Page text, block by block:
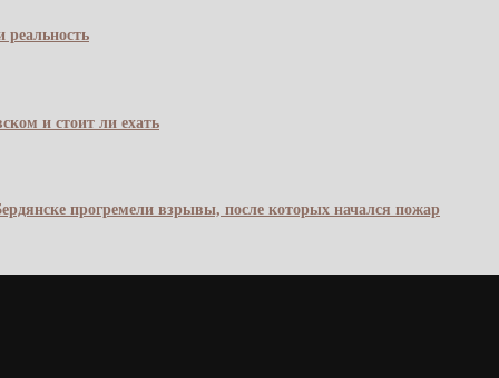
реальность
и стоит ли ехать
прогремели взрывы, после которых начался пожар